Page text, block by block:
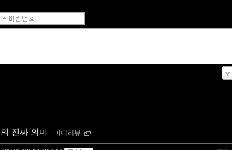
진짜 의미 ｌ 마이리뷰